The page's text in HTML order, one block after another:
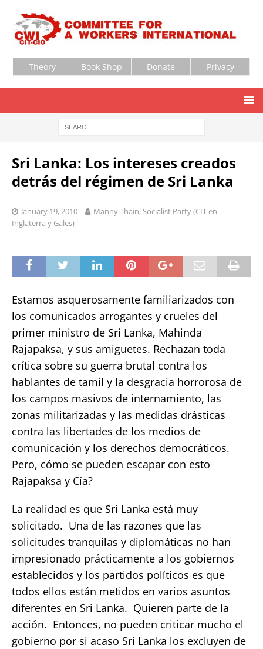
Theory Book Shop Donate Privacy
Sri Lanka: Los intereses creados
detrás del régimen de Sri Lanka
January 19, 2010
Manny Thain, Socialist Party (CIT en
Inglaterra y Gales)
Estamos asquerosamente familiarizados con
los comunicados arrogantes y crueles del
primer ministro de Sri Lanka, Mahinda
Rajapaksa, y sus amiguetes. Rechazan toda
crítica sobre su guerra brutal contra los
hablantes de tamil y la desgracia horrorosa de
los campos masivos de internamiento, las
zonas militarizadas y las medidas drásticas
contra las libertades de los medios de
comunicación y los derechos democráticos.
Pero, cómo se pueden escapar con esto
Rajapaksa y Cía?
La realidad es que Sri Lanka está muy
solicitado. Una de las razones que las
solicitudes tranquilas y diplomáticas no han
impresionado prácticamente a los gobiernos
establecidos y los partidos políticos es que
todos ellos están metidos en varios asuntos
diferentes en Sri Lanka. Quieren parte de la
acción. Entonces, no pueden criticar mucho el
gobierno por si acaso Sri Lanka los excluyen de